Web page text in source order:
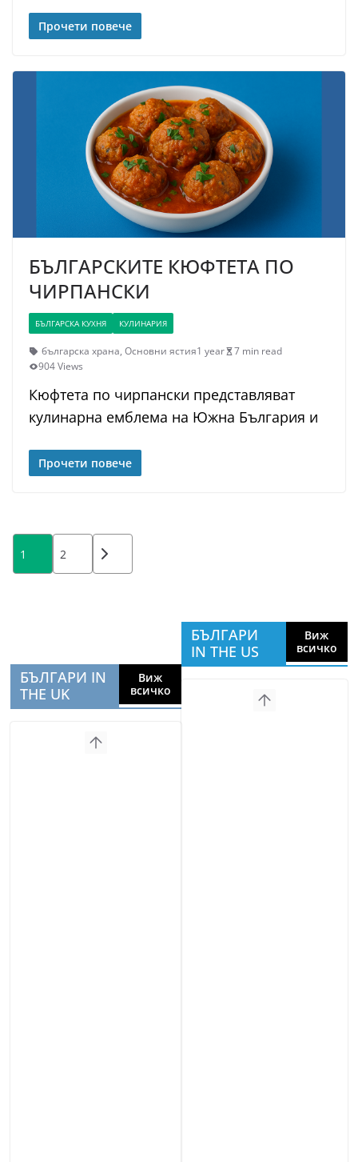
Прочети повече
БЪЛГАРСКИТЕ КЮФТЕТА ПО
ЧИРПАНСКИ
БЪЛГАРСКА КУХНЯ КУЛИНАРИЯ
българска храна, Основни ястия1 year
7 min read
904 Views
Кюфтета по чирпански представляват
кулинарна емблема на Южна България и
Прочети повече
Posts
pagination
1 2
БЪЛГАРИ IN
THE UK
Виж
всичко
БЪЛГАРИ
IN THE US
Виж
всичко